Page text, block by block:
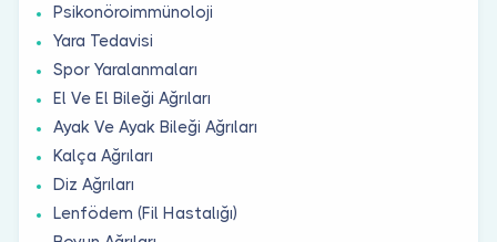
Psikonöroimmünoloji
Yara Tedavisi
Spor Yaralanmaları
El Ve El Bileği Ağrıları
Ayak Ve Ayak Bileği Ağrıları
Kalça Ağrıları
Diz Ağrıları
Lenfödem (Fil Hastalığı)